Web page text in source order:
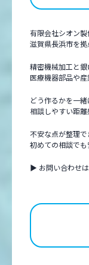
有限会社シオン製
滋賀県長浜市を拠
精密機械加工と銀
医療機器部品や産
どう作るかを一緒
相談しやすい距離
不安な点が整理で
初めての相談でも
▶ お問い合わせ